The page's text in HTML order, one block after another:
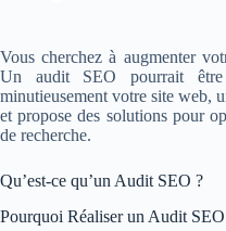
Vous cherchez à augmenter
Un audit SEO pourrait
minutieusement votre site web,
et propose des solutions pour
de recherche.
Qu’est-ce qu’un Audit SEO ?
Pourquoi Réaliser un Audit